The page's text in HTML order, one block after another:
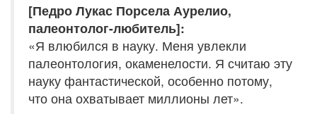
[Педро Лукас Порсела Аурелио,
палеонтолог-любитель]:
«Я влюбился в науку. Меня увлекли
палеонтология, окаменелости. Я считаю эту
науку фантастической, особенно потому,
что она охватывает миллионы лет».